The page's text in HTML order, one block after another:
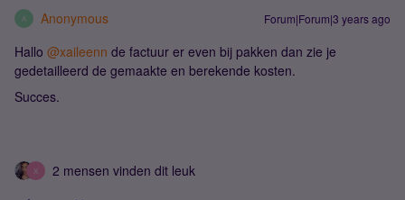
A Anonymous Forum|Forum|3 years ago
Hallo @xaileenn de factuur er even bij pakken dan zie je
gedetailleerd de gemaakte en berekende kosten.
Succes.
X 2 mensen vinden dit leuk